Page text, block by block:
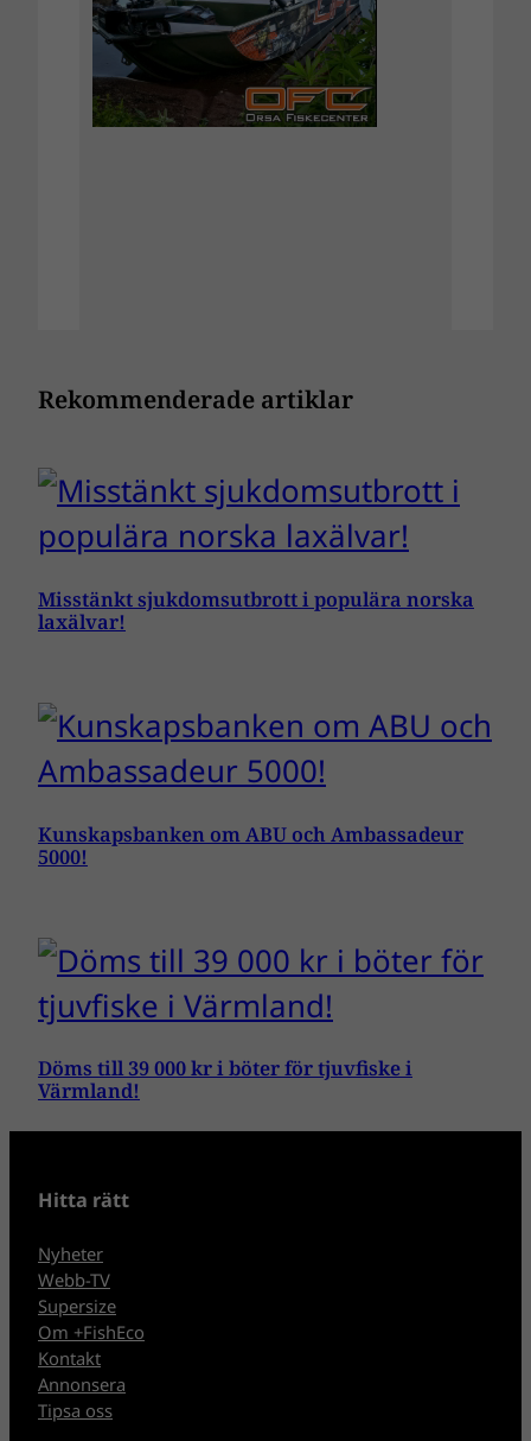
Rekommenderade artiklar
Misstänkt sjukdomsutbrott i populära norska
laxälvar!
Kunskapsbanken om ABU och Ambassadeur
5000!
Döms till 39 000 kr i böter för tjuvfiske i
Värmland!
Hitta rätt
Nyheter
Webb-TV
Supersize
Om +FishEco
Kontakt
Annonsera
Tipsa oss